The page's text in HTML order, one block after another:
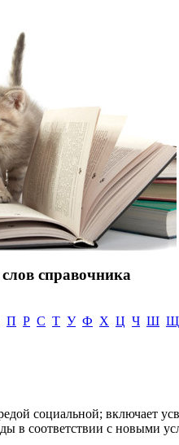
справочника
П Р С Т У Ф Х Ц Ч Ш Щ
социальной; включает
в соответствии с новыми